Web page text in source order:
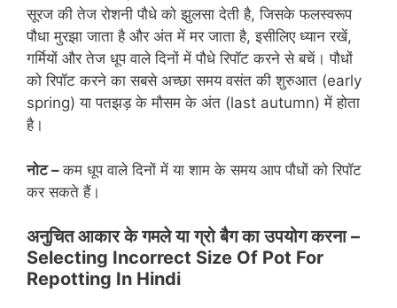
सूरज की तेज रोशनी पौधे को झुलसा देती है, जिसके फलस्वरूप
पौधा मुरझा जाता है और अंत में मर जाता है, इसीलिए ध्यान रखें,
गर्मियों और तेज धूप वाले दिनों में पौधे रिपॉट करने से बचें। पौधों
को रिपॉट करने का सबसे अच्छा समय वसंत की शुरुआत (early
spring) या पतझड़ के मौसम के अंत (last autumn) में होता
है।
नोट –कम धूप वाले दिनों में या शाम के समय आप पौधों को रिपॉट
कर सकते हैं।
अनुचित आकार के गमले या ग्रो बैग का उपयोग करना –
Selecting Incorrect Size Of Pot For
Repotting In Hindi